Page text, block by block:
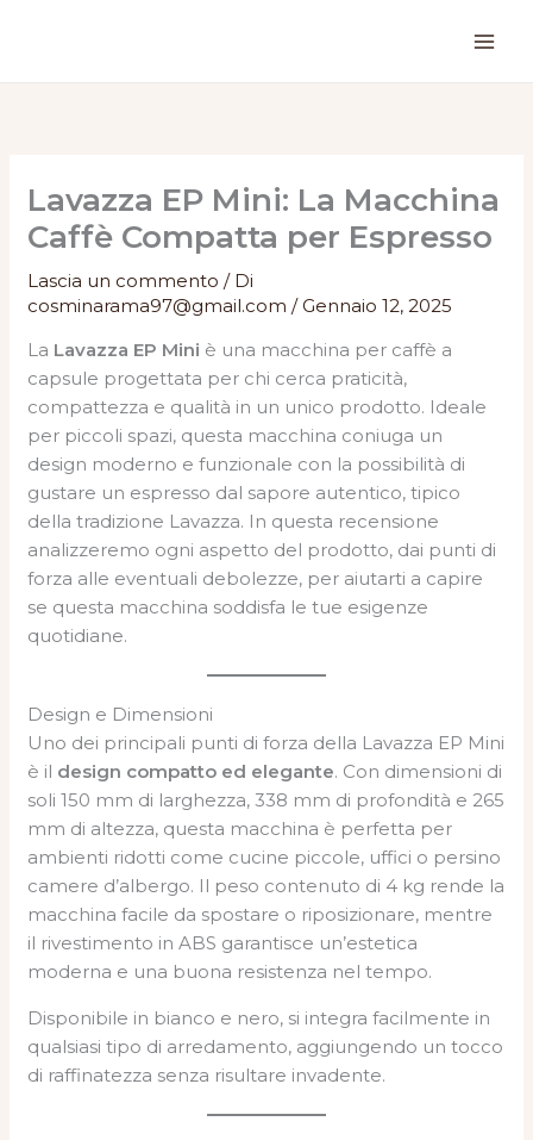
Lavazza EP Mini: La Macchina
Caffè Compatta per Espresso
Lascia un commento / Di
cosminarama97@gmail.com/Gennaio 12, 2025
La Lavazza EP Mini è una macchina per caffè a
capsule progettata per chi cerca praticità,
compattezza e qualità in un unico prodotto. Ideale
per piccoli spazi, questa macchina coniuga un
design moderno e funzionale con la possibilità di
gustare un espresso dal sapore autentico, tipico
della tradizione Lavazza. In questa recensione
analizzeremo ogni aspetto del prodotto, dai punti di
forza alle eventuali debolezze, per aiutarti a capire
se questa macchina soddisfa le tue esigenze
quotidiane.
Design e Dimensioni
Uno dei principali punti di forza della Lavazza EP Mini
è il design compatto ed elegante. Con dimensioni di
soli 150 mm di larghezza, 338 mm di profondità e 265
mm di altezza, questa macchina è perfetta per
ambienti ridotti come cucine piccole, uffici o persino
camere d’albergo. Il peso contenuto di 4 kg rende la
macchina facile da spostare o riposizionare, mentre
il rivestimento in ABS garantisce un’estetica
moderna e una buona resistenza nel tempo.
Disponibile in bianco e nero, si integra facilmente in
qualsiasi tipo di arredamento, aggiungendo un tocco
di raffinatezza senza risultare invadente.